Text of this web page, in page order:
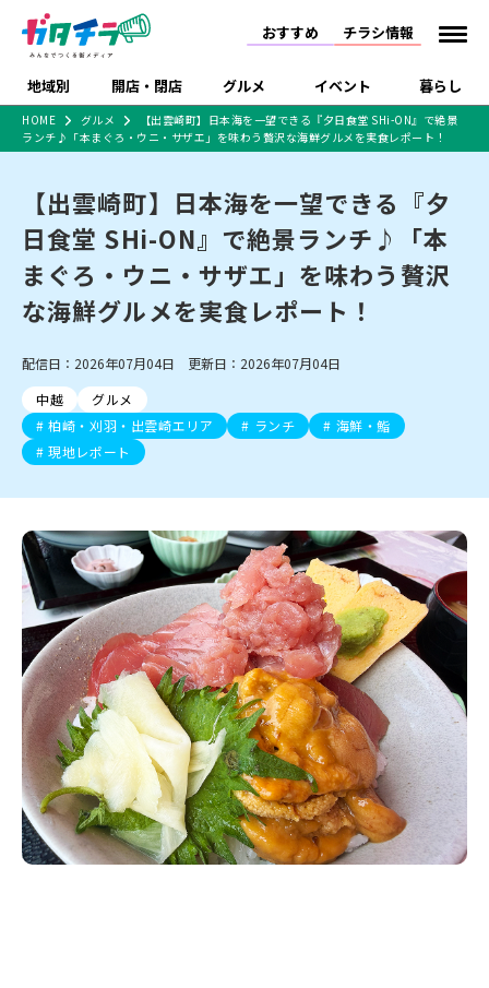
おすすめ チラシ情報
地域別 開店・閉店 グルメ イベント 暮らし
新潟市 下越
中越 上越
新潟市中央区
新潟市南区
新潟市江南区 新潟市秋葉区
新潟市西蒲区
村上・関川
新発田・聖籠
胎内・粟島
三条・加茂・田上
五泉・阿賀野・阿賀
燕・弥彦
長岡・見附
小千谷・十日町・津南
魚沼・南魚沼・湯沢
柏崎・刈羽・出雲崎
上越・妙高・糸魚川
開店 閉店
リニューアル・移転 休業 開店まとめ
閉店まとめ
新潟市・開店
新潟市・閉店
長岡市・開店
ラーメン 現地レポート
和食 洋食
ご当地グルメ
カフェ
居酒屋・バー 焼肉
パスタ
パン・ベーカリー
タレカツ・豚カツ
デカ盛り・大盛り
旨辛・激辛
定食・町定食 海鮮・鮨
そば・うどん
日本酒・新潟清酒
ワイン・クラフトビール
ケーキ・パフェ
ビアガーデン・暑気払い
忘新年会・歓送迎会
体験・販売 祭り・伝統行事
趣味・展示会 ライブ・コンサート
にいがた酒の陣・新潟
セミナー・講演会
住宅展示場
完成見学会 学生スポーツ アルビレックス
施設・ショップ
住宅メーカー・工務
店
食品メーカー・県産
品
観光スポット
リラクゼーション・整体
スキー場
リユース・買取
病院・クリニック
ビルボードプレイスBP
新潟伊勢丹
ピア万代
リバーサイド千秋
パティオPATIO
特売セール インタビュー
特集・まとめ記事
セツコママ ランキング 新潟人
開店まとめ
閉店まとめ 人気記事まとめ
ラーメンまとめ
食品スーパー・コンビ
戸建住宅・マンショ
ショッピングモール・
大型施設
ドラッグストア・ホーム
センター
インテリア・雑貨
外食・テイクアウト
新車・中古車・カー用品
上越・妙高・糸魚川 チラシ
注目 チラシ
週末セール
火曜セール
オープン・リニューアルセール
周年祭・感謝祭セール
年末・初売りセール
HOME グルメ
【出雲崎町】日本海を一望できる『夕日食堂 SHi-ON』で絶景
ランチ♪「本まぐろ・ウニ・サザエ」を味わう贅沢な海鮮グルメを実食レポート！
【出雲崎町】日本海を一望できる『夕
日食堂 SHi-ON』で絶景ランチ♪「本
まぐろ・ウニ・サザエ」を味わう贅沢
な海鮮グルメを実食レポート！
配信日：2026年07月04日 更新日：2026年07月04日
中越
グルメ
柏崎・刈羽・出雲崎エリア
ランチ
海鮮・鮨
現地レポート